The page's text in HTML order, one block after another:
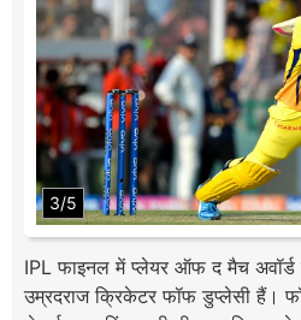
3/5
IPL फाइनल में प्लेयर ऑफ द मैच
उम्रदराज क्रिकेटर फॉफ डुप्लेसी हैं।